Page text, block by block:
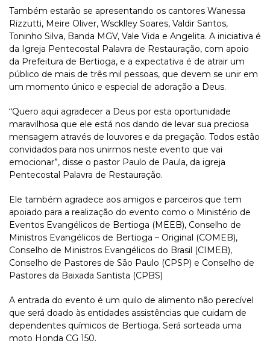
Também estarão se apresentando os cantores Wanessa
Rizzutti, Meire Oliver, Wscklley Soares, Valdir Santos,
Toninho Silva, Banda MGV, Vale Vida e Angelita. A iniciativa é
da Igreja Pentecostal Palavra de Restauração, com apoio
da Prefeitura de Bertioga, e a expectativa é de atrair um
público de mais de três mil pessoas, que devem se unir em
um momento único e especial de adoração a Deus.
“Quero aqui agradecer a Deus por esta oportunidade
maravilhosa que ele está nos dando de levar sua preciosa
mensagem através de louvores e da pregação. Todos estão
convidados para nos unirmos neste evento que vai
emocionar”, disse o pastor Paulo de Paula, da igreja
Pentecostal Palavra de Restauração.
Ele também agradece aos amigos e parceiros que tem
apoiado para a realização do evento como o Ministério de
Eventos Evangélicos de Bertioga (MEEB), Conselho de
Ministros Evangélicos de Bertioga – Original (COMEB),
Conselho de Ministros Evangélicos do Brasil (CIMEB),
Conselho de Pastores de São Paulo (CPSP) e Conselho de
Pastores da Baixada Santista (CPBS)
A entrada do evento é um quilo de alimento não perecível
que será doado às entidades assistências que cuidam de
dependentes químicos de Bertioga. Será sorteada uma
moto Honda CG 150.